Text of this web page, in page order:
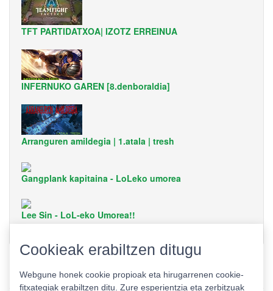
TFT PARTIDATXOA| IZOTZ ERREINUA
INFERNUKO GAREN [8.denboraldia]
Arranguren amildegia | 1.atala | tresh
Gangplank kapitaina - LoLeko umorea
Lee Sin - LoL-eko Umorea!!
Cookieak erabiltzen ditugu
Webgune honek cookie propioak eta hirugarrenen cookie-
fitxategiak erabiltzen ditu. Zure esperientzia eta zerbitzuak